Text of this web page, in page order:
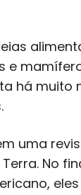
e
há muito
uma
No
eles